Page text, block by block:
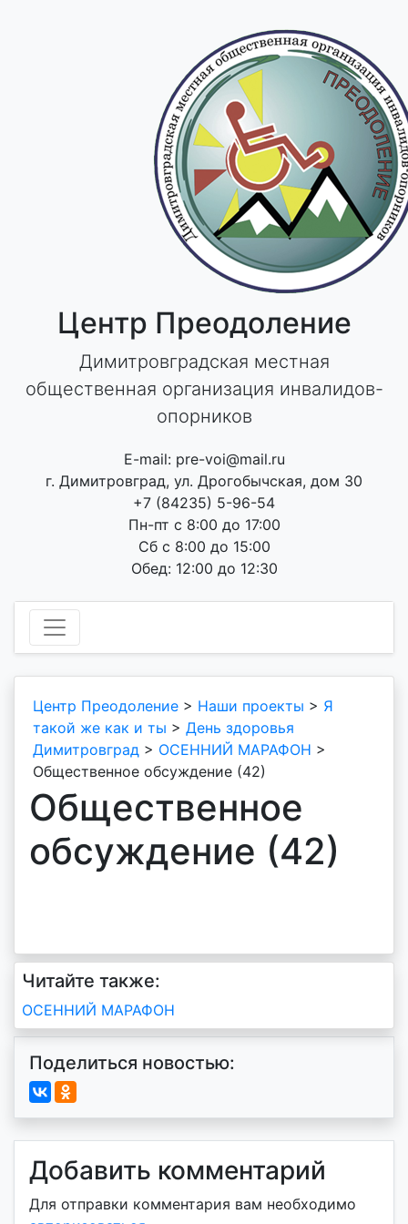
Центр Преодоление
Димитровградская местная
общественная организация инвалидов-
опорников
E-mail: pre-voi@mail.ru
г. Димитровград, ул. Дрогобычская, дом 30
+7 (84235) 5-96-54
Пн-пт с 8:00 до 17:00
Сб с 8:00 до 15:00
Обед: 12:00 до 12:30
Центр Преодоление > Наши проекты > Я
такой же как и ты > День здоровья
Димитровград > ОСЕННИЙ МАРАФОН >
Общественное обсуждение (42)
Общественное
обсуждение (42)
Читайте также:
Навигация
по
записям
ОСЕННИЙ МАРАФОН
Поделиться новостью:
Добавить комментарий
Для отправки комментария вам необходимо